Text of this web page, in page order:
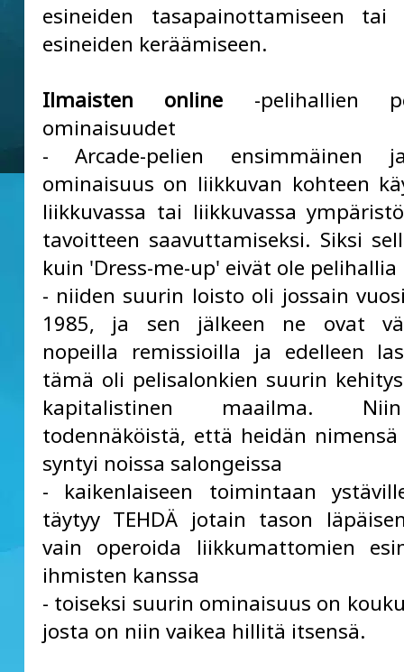
esineiden tasapainottamiseen tai
esineiden keräämiseen.
Ilmaisten online -pelihallien
ominaisuudet
- Arcade-pelien ensimmäinen
ominaisuus on liikkuvan kohteen
liikkuvassa tai liikkuvassa
tavoitteen saavuttamiseksi. Siksi
kuin 'Dress-me-up' eivät ole pelihallia
- niiden suurin loisto oli jossain
1985, ja sen jälkeen ne ovat
nopeilla remissioilla ja edelleen
tämä oli pelisalonkien suurin
kapitalistinen maailma.
todennäköistä, että heidän
syntyi noissa salongeissa
- kaikenlaiseen toimintaan
täytyy TEHDÄ jotain tason
vain operoida liikkumattomien
ihmisten kanssa
- toiseksi suurin ominaisuus on
josta on niin vaikea hillitä itsensä.